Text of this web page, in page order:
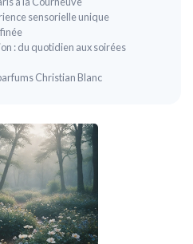
sensorielle unique
: du quotidien aux soirées
Christian Blanc